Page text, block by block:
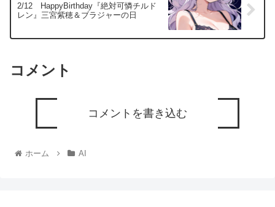
2/12 HappyBirthday『絶対可憐チルド
レン』三宮紫穂＆ブラジャーの日
コメント
コメントを書き込む
ホーム AI